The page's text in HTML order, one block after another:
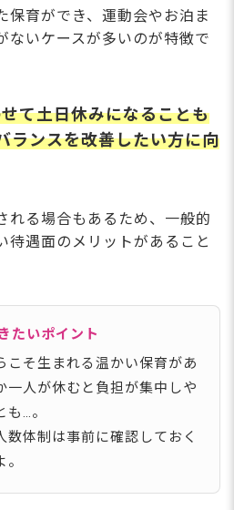
保育ができ、運動会やお泊ま
ないケースが多いのが特徴で
て土日休みになることも
ランスを改善したい方に向
れる場合もあるため、一般的
待遇面のメリットがあること
たいポイント
こそ生まれる温かい保育があ
一人が休むと負担が集中しや
も…。
数体制は事前に確認しておく